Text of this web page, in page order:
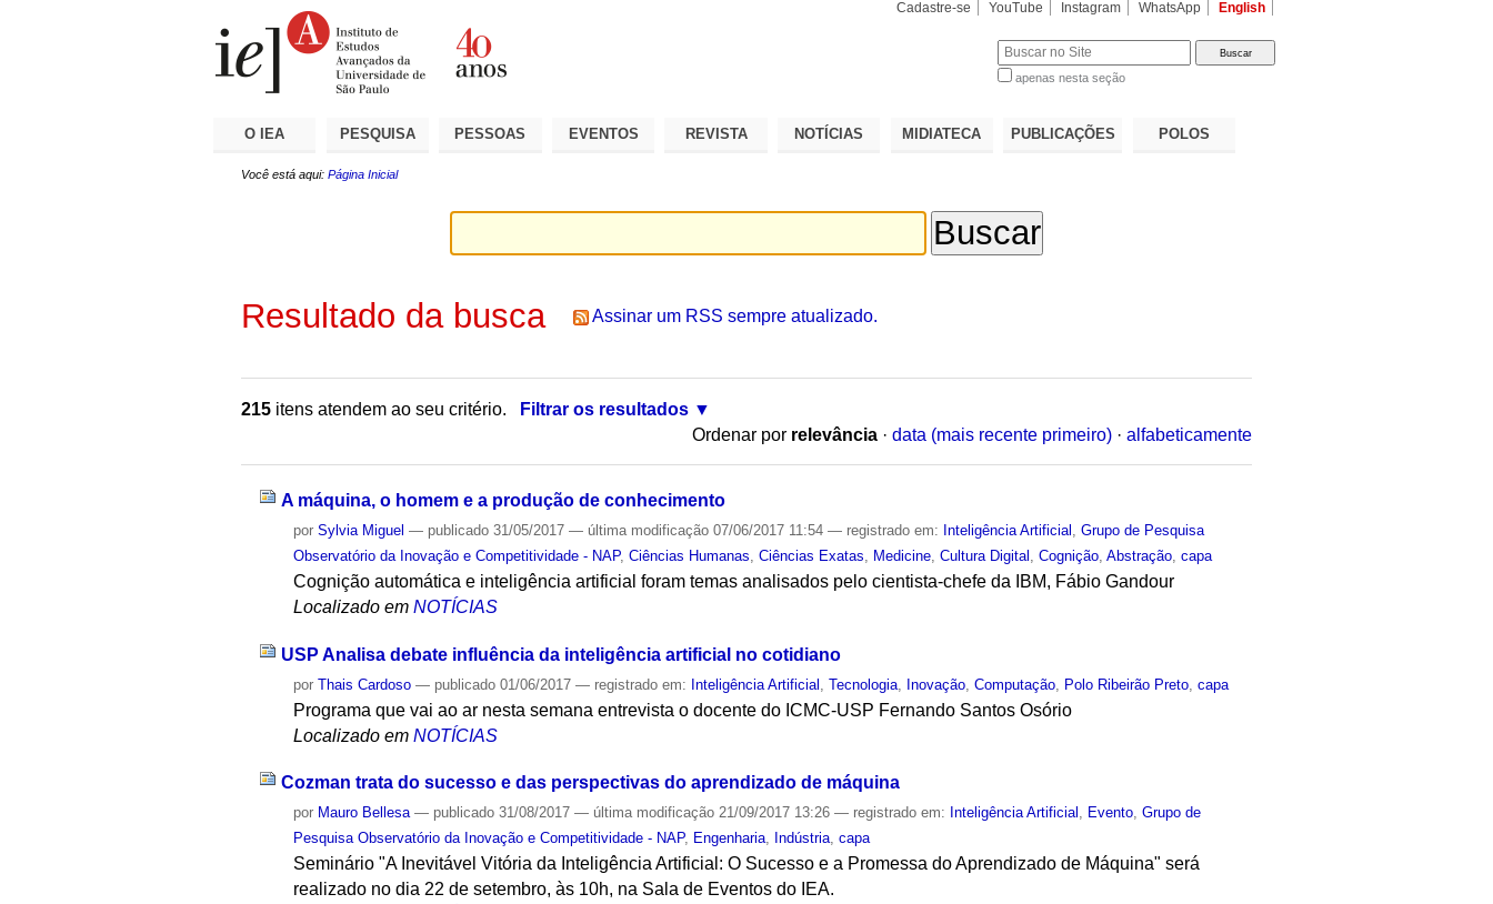
Cadastre-se YouTube Instagram WhatsApp English
apenas nesta seção
O IEA PESQUISA PESSOAS EVENTOS REVISTA NOTÍCIAS MIDIATECA PUBLICAÇÕES POLOS
Você está aqui: Página Inicial
Resultado da busca Assinar um RSS sempre atualizado.
215 itens atendem ao seu critério.
Filtrar os resultados
Ordenar por relevância · data (mais recente primeiro) · alfabeticamente
A máquina, o homem e a produção de conhecimento
porSylvia Miguel — publicado 31/05/2017— última modificação 07/06/2017 11:54— registrado em: Inteligência Artificial ,Grupo de Pesquisa
Observatório da Inovação e Competitividade - NAP,Ciências Humanas ,Ciências Exatas Medicine ,Cultura Digital ,Cognição ,Abstração ,capa
Cognição automática e inteligência artificial foram temas analisados pelo cientista-chefe da IBM, Fábio Gandour
Localizado em NOTÍCIAS
USP Analisa debate influência da inteligência artificial no cotidiano
porThais Cardoso — publicado 01/06/2017— registrado em: Inteligência Artificial ,Tecnologia Inovação ,Computação Polo Ribeirão Preto ,capa
Programa que vai ao ar nesta semana entrevista o docente do ICMC-USP Fernando Santos Osório
Localizado em NOTÍCIAS
Cozman trata do sucesso e das perspectivas do aprendizado de máquina
por Mauro Bellesa — publicado 31/08/2017— última modificação 21/09/2017 13:26— registrado em: Inteligência Artificial , Evento,Grupo de
Pesquisa Observatório da Inovação e Competitividade - NAP, Engenharia, Indústria,capa
Seminário "A Inevitável Vitória da Inteligência Artificial: O Sucesso e a Promessa do Aprendizado de Máquina" será
realizado no dia 22 de setembro, às 10h, na Sala de Eventos do IEA.